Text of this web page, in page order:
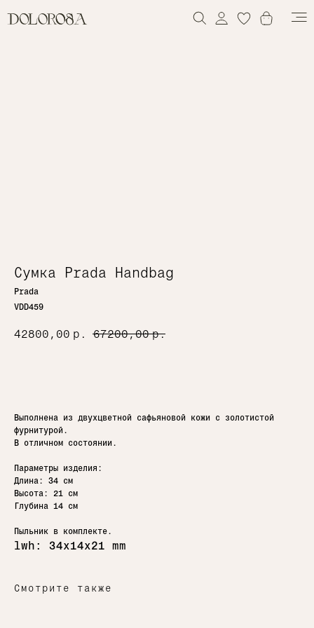
Сумка Prada Handbag
Prada
VDD459
42800,00 р. 67200,00 р.
Выполнена из двухцветной сафьяновой кожи с золотистой
фурнитурой.
В отличном состоянии.
Параметры изделия:
Длина: 34 см
Высота: 21 см
Глубина 14 см
Пыльник в комплекте.
lwh: 34x14x21 mm
Смотрите также